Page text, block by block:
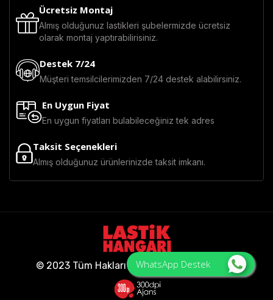
WhatsApp Destek
Ücretsiz Montaj
Almış olduğunuz lastikleri şubelermizde ücretsiz
olarak montaj yaptırabilirisiniz.
Destek 7/24
Müşteri temsilcilerimizden 7/24 destek alabilirsiniz.
En Uygun Fiyat
En uygun fiyatları bulabileceğiniz tek adres
Taksit Seçenekleri
Almış olduğunuz ürünlerinizde taksit imkanı.
© 2023 Tüm Hakları Saklıdır - Lastik Hangarı